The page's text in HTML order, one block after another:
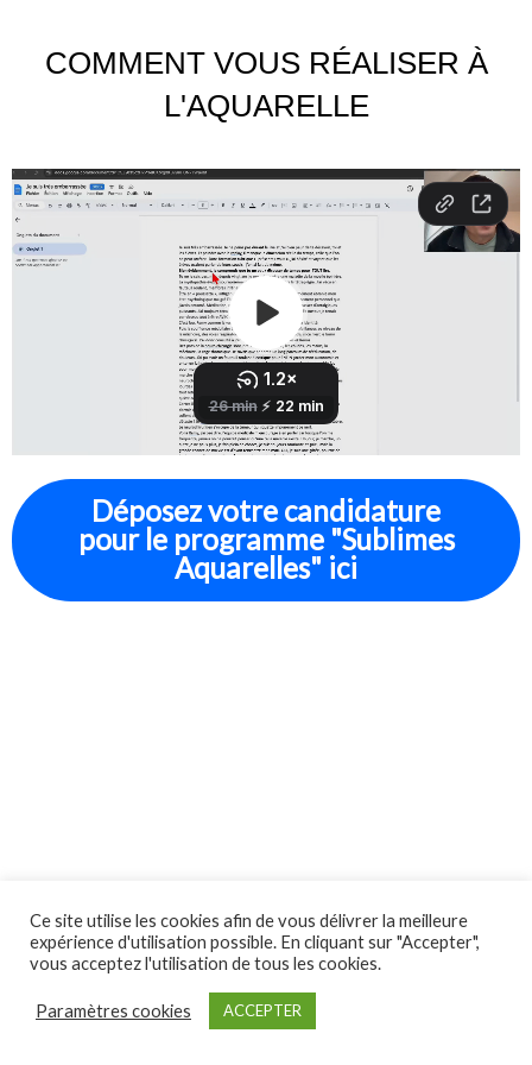
COMMENT VOUS RÉALISER À
L'AQUARELLE
Déposez votre candidature
pour le programme "Sublimes
Aquarelles" ici
Ce site utilise les cookies afin de vous délivrer la meilleure
expérience d'utilisation possible. En cliquant sur "Accepter",
vous acceptez l'utilisation de tous les cookies.
Paramètres cookies ACCEPTER